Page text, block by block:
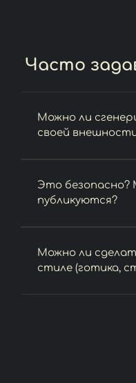
Часто
Можно ли
своей
Это безопасно?
публикуются?
Можно ли
стиле (готика,